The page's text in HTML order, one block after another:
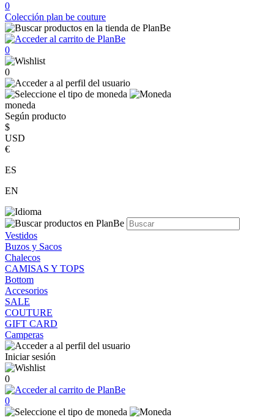
0
Colección plan be couture
0
0
moneda
Según producto
$
USD
€
ES
EN
Vestidos
Buzos y Sacos
Chalecos
CAMISAS Y TOPS
Bottom
Accesorios
SALE
COUTURE
GIFT CARD
Camperas
Iniciar sesión
0
0